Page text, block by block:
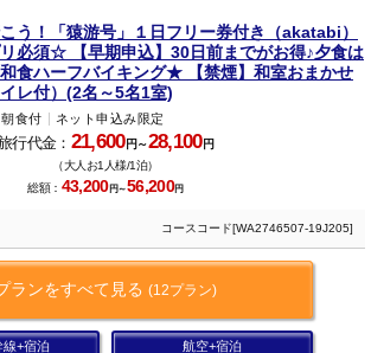
う！「猿游号」１日フリー券付き（akatabi）
必須☆ 【早期申込】30日前までがお得♪夕食は
食ハーフバイキング★ 【禁煙】和室おまかせ
イレ付）(2名～5名1室)
食付 ネット申込み限定
行代金： 21,600円～28,100円
（大人お1人様/1泊）
総額： 43,200円～56,200円
コースコード[WA2746507-19J205]
ランをすべて見る (12プラン)
+宿泊 航空+宿泊